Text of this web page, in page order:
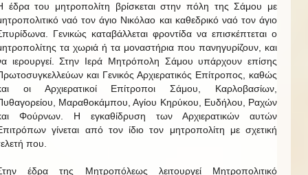
έδρα του μητροπολίτη βρίσκεται στην πόλη της Σάμου με
ναό τον άγιο Νικόλαο και καθεδρικό ναό τον άγιο
Γενικώς καταβάλλεται φροντίδα να επισκέπτεται ο
τα χωριά ή τα μοναστήρια που πανηγυρίζουν, και
ιερουργεί. Στην Ιερά Μητρόπολη Σάμου υπάρχουν επίσης
και Γενικός Αρχιερατικός Επίτροπος, καθώς
οι Αρχιερατικοί Επίτροποι Σάμου, Καρλοβασίων,
Μαραθοκάμπου, Αγίου Κηρύκου, Ευδήλου, Ραχών
Φούρνων. Η εγκαθίδρυση των Αρχιερατικών αυτών
γίνεται από τον ίδιο τον μητροπολίτη με σχετική
που.
έδρα της Μητροπόλεως λειτουργεί Μητροπολιτικό